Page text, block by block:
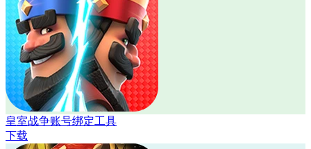
皇室战争账号绑定工具
下载